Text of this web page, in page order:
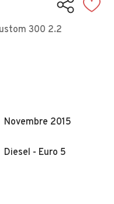
300 2.2
Novembre 2015
Diesel - Euro 5